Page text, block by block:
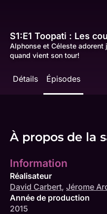
S1:E1 Toopati : Les
Alphonse et Céleste
quand vient son tour!
Détails Épisodes
À propos de la
Information
Réalisateur
David Carbert, Jérome
Année de production
2015